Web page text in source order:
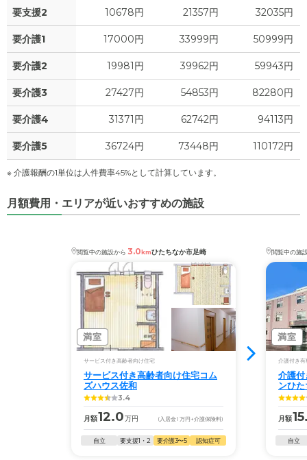
要支援2 10678円 21357円 32035円
要介護1 17000円 33999円 50999円
要介護2 19981円 39962円 59943円
要介護3 27427円 54853円 82280円
要介護4 31371円 62742円 94113円
要介護5 36724円 73448円 110172円
※ 介護報酬の1単位は人件費率45%として計算しています。
月額費用・エリアが近いおすすめの施設
閲覧中の施設から 3.0kmひたちなか市足崎
満室
サービス付き高齢者向け住宅
サービス付き高齢者向け住宅コム
ズハウス佐和
3.4
月額12.0万円 (入居金1 万円 +介護保険料)
自立 要支援1・2 要介護3〜5 認知症可
閲覧中の施
満室
介護付き有
介護
ンひ
月額
自立